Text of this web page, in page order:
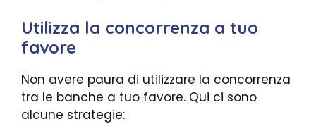
Utilizza la concorrenza a tuo
favore
Non avere paura di utilizzare la concorrenza
tra le banche a tuo favore. Qui ci sono
alcune strategie: